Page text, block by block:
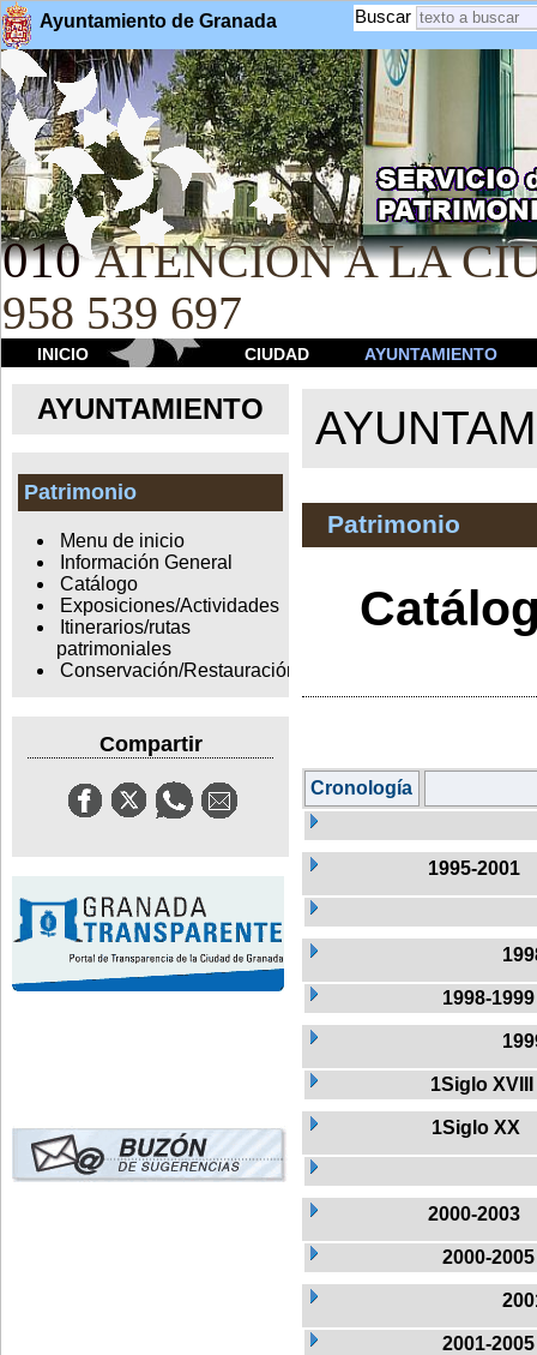
Ayuntamiento de Granada Buscar
010 ATENCION A LA
958 539 697
INICIO CIUDAD AYUNTAMIENTO
AYUNTAMIENTO
Patrimonio
Menu de inicio
Información General
Catálogo
Exposiciones/Actividades
Itinerarios/rutas
patrimoniales
Conservación/Restauración
Compartir
Patrimonio
Cronología
1995-2001
1998-1999
1Siglo XVIII
1Siglo XX
2000-2003
2000-2005
2001-2005